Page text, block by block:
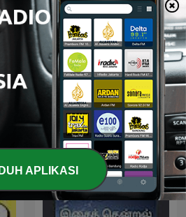
100% Indonesia
internasional
APLIKASI